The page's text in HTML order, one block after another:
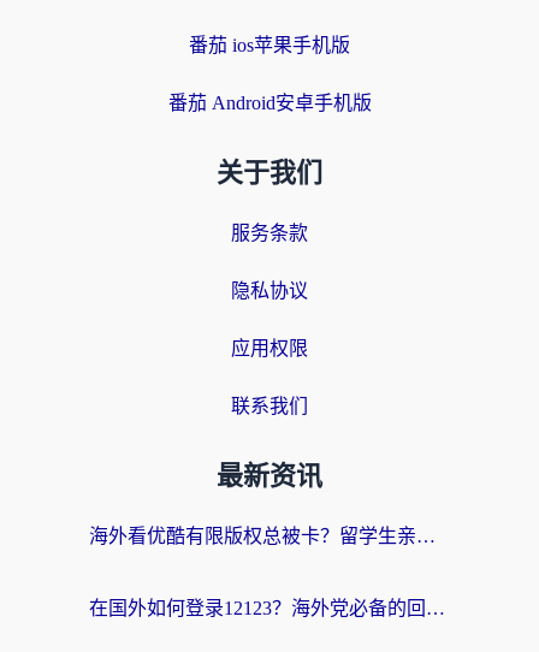
番茄 ios苹果手机版
番茄 Android安卓手机版
关于我们
服务条款
隐私协议
应用权限
联系我们
最新资讯
海外看优酷有限版权总被卡？留学生亲测有效的回国加速器选择指南
在国外如何登录12123？海外党必备的回国加速实用指南